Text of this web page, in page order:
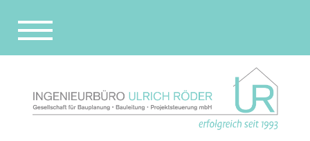
überspringen
UNTERNEHMEN